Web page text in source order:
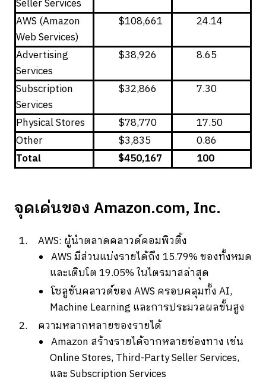
Seller Services
AWS (Amazon
Web Services)
$108,661 24.14
Advertising
Services
$38,926 8.65
Subscription
Services
$32,866 7.30
Physical Stores $78,770
17.50
Other
$3,835
0.86
Total
$450,167 100
จุดเด่นของ Amazon.com, Inc.
AWS: ผู้นำตลาดคลาวด์คอมพิวติ้ง
AWS มีส่วนแบ่งรายได้ถึง 15.79% ของทั้งหมด
และเติบโต 19.05% ในไตรมาสล่าสุด
โซลูชันคลาวด์ของ AWS ครอบคลุมทั้ง AI,
Machine Learning และการประมวลผลขั้นสูง
ความหลากหลายของรายได้
Amazon สร้างรายได้จากหลายช่องทาง เช่น
Online Stores, Third-Party Seller Services,
และ Subscription Services